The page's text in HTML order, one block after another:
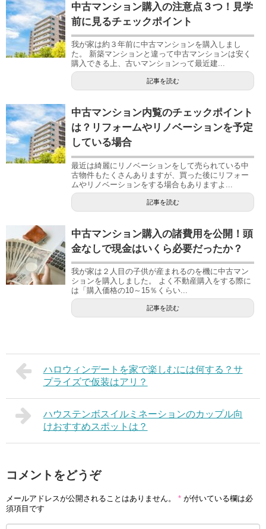
中古マンション購入の注意点３つ！見学
前に見るチェックポイント
我が家は約３年前に中古マンションを購入しまし
た。 新築マンションと違って中古マンションは安く
購入できる上、古いマンションって最近建...
記事を読む
中古マンション内覧のチェックポイント
は？リフォームやリノベーションを予定
している場合
最近は綺麗にリノベーションをして売られている中
古物件もたくさんありますが、買った後にリフォー
ムやリノベーションをする場合もありますよ...
記事を読む
中古マンション購入の諸費用を公開！頭
金なしで現金はいくら必要だったか？
我が家は２人目の子供が産まれるのを機に中古マン
ションを購入しました。 よく不動産購入をする際に
は「購入価格の10～15％くらい...
記事を読む
ハロウィンデートを家で楽しむには何する？サ
プライズで仮装はアリ？
ハウステンボスイルミネーションのカップル向
けおすすめスポットは？
コメントをどうぞ
メールアドレスが公開されることはありません。 * が付いている欄は必
須項目です